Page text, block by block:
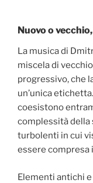
Nuovo o
La musica di
miscela di
progressivo, che
un’unica
coesistono
complessità della
turbolenti in cui
essere compresa
Elementi antichi